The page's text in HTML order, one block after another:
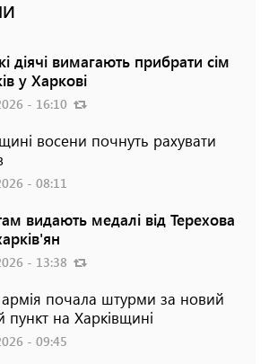
діячі вимагають прибрати сім
у Харкові
- 16:10
восени почнуть рахувати
- 08:11
видають медалі від Терехова
- 13:38
армія почала штурми за новий
пункт на Харківщині
- 09:45